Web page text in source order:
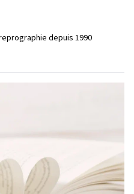
depuis 1990